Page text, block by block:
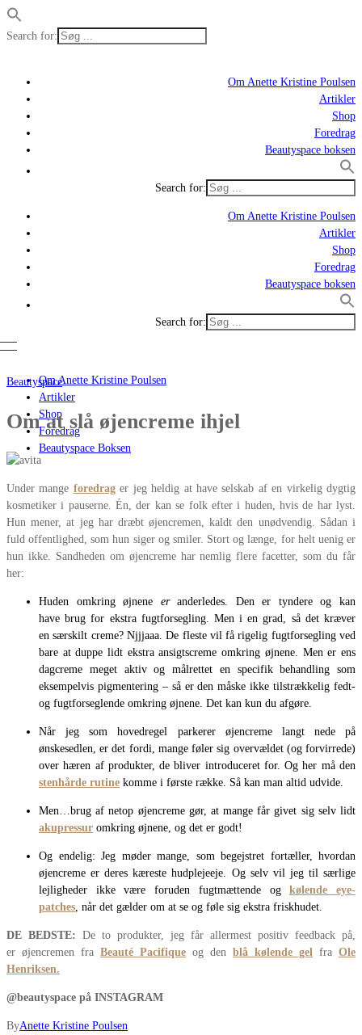
Search for:
Om Anette Kristine Poulsen
Artikler
Shop
Foredrag
Beautyspace boksen
Search for:
Om Anette Kristine Poulsen
Artikler
Shop
Foredrag
Beautyspace boksen
Search for:
Om Anette Kristine Poulsen
Artikler
Shop
Foredrag
Beautyspace Boksen
Beautyspace
Om at slå øjencreme ihjel
Under mange foredrager jeg heldig at have selskab af en virkelig dygtig
kosmetiker i pauserne. Én, der kan se folk efter i huden, hvis de har lyst.
Hun mener, at jeg har dræbt øjencremen, kaldt den unødvendig. Sådan i
fuld offentlighed, som hun siger og smiler. Stort og længe, for helt uenig er
hun ikke. Sandheden om øjencreme har nemlig flere facetter, som du får
her:
Huden omkring øjnene eranderledes. Den er tyndere og kan
have brug for ekstra fugtforsegling. Men i en grad, så det kræver
en særskilt creme? Njjjaaa. De fleste vil få rigelig fugtforsegling ved
bare at duppe lidt ekstra ansigtscreme omkring øjnene. Men er ens
dagcreme meget aktiv og målrettet en specifik behandling som
eksempelvis pigmentering – så er den måske ikke tilstrækkelig fedt-
og fugtforseglende omkring øjnene. Det kan kun du afgøre.
Når jeg som hovedregel parkerer øjencreme langt nede på
ønskesedlen, er det fordi, mange føler sig overvældet (og forvirrede)
over hæren af produkter, de bliver introduceret for. Og her må den
stenhårde rutine komme i første række. Så kan man altid udvide.
Men…brug af netop øjencreme gør, at mange får givet sig selv lidt
akupressur omkring øjnene, og det er godt!
Og endelig: Jeg møder mange, som begejstret fortæller, hvordan
øjencreme er deres kæreste hudplejeeje. Og selv vil jeg til særlige
lejligheder ikke være foruden fugtmættende ogkølende eye-
patches, når det gælder om at se og føle sig ekstra friskhudet.
DE BEDSTE: De to produkter, jeg får allermest positiv feedback på,
er øjencremen fra Beauté Pacifique og den blå kølende gel fra Ole
Henriksen.
@beautyspace på INSTAGRAM
ByAnette Kristine Poulsen